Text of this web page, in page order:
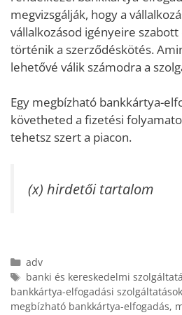
megvizsgálják, hogy a
vállalkozásod igényeire
történik a szerződéskötés.
lehetővé válik számodra a
Egy megbízható bankkártya-
követheted a fizetési
tehetsz szert a piacon.
(x) hirdetői tartalom
Kategória
adv
Címkék
banki és kereskedelmi
bankkártya-elfogadási szolgáltatások
megbízható bankkártya-elfogadás,